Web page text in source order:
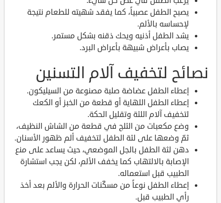
يصبح الطفل عصبياً، كما يفقد شهيته للطعام نتيجة
لإحساسه بالألم.
يشد الطفل أذنيه ويحك ذقنه بشكل مستمر.
يصاب بأعراض شبيهة بأعراض البرد.
نصائح لتخفيف آلام التسنين
إعطاء الطفل عضاضة صلبة مصنوعة من السيليكون.
إعطاء الطفل اللهاية أو قطعة من الخبز أو الكعك
لتخفيف آلام اللثة وتقليل الحكة.
وضع مكعبات من الثلج في قطعة من الشاش النظيف،
ثمّ وضعها على لثة الطفل لتخفيف ألم ظهور الأسنان.
دهن لثة الطفل بالجل الموضعي، حيث يساعد على منع
الإصابة بالالتهاب كما يخفف الألم، لكن يجب استشارة
الطبيب قبل استعماله.
إعطاء الطفل نوعاً من مسكّنات الحرارة والألم بعد أخذ
رأي الطبيب قبل.